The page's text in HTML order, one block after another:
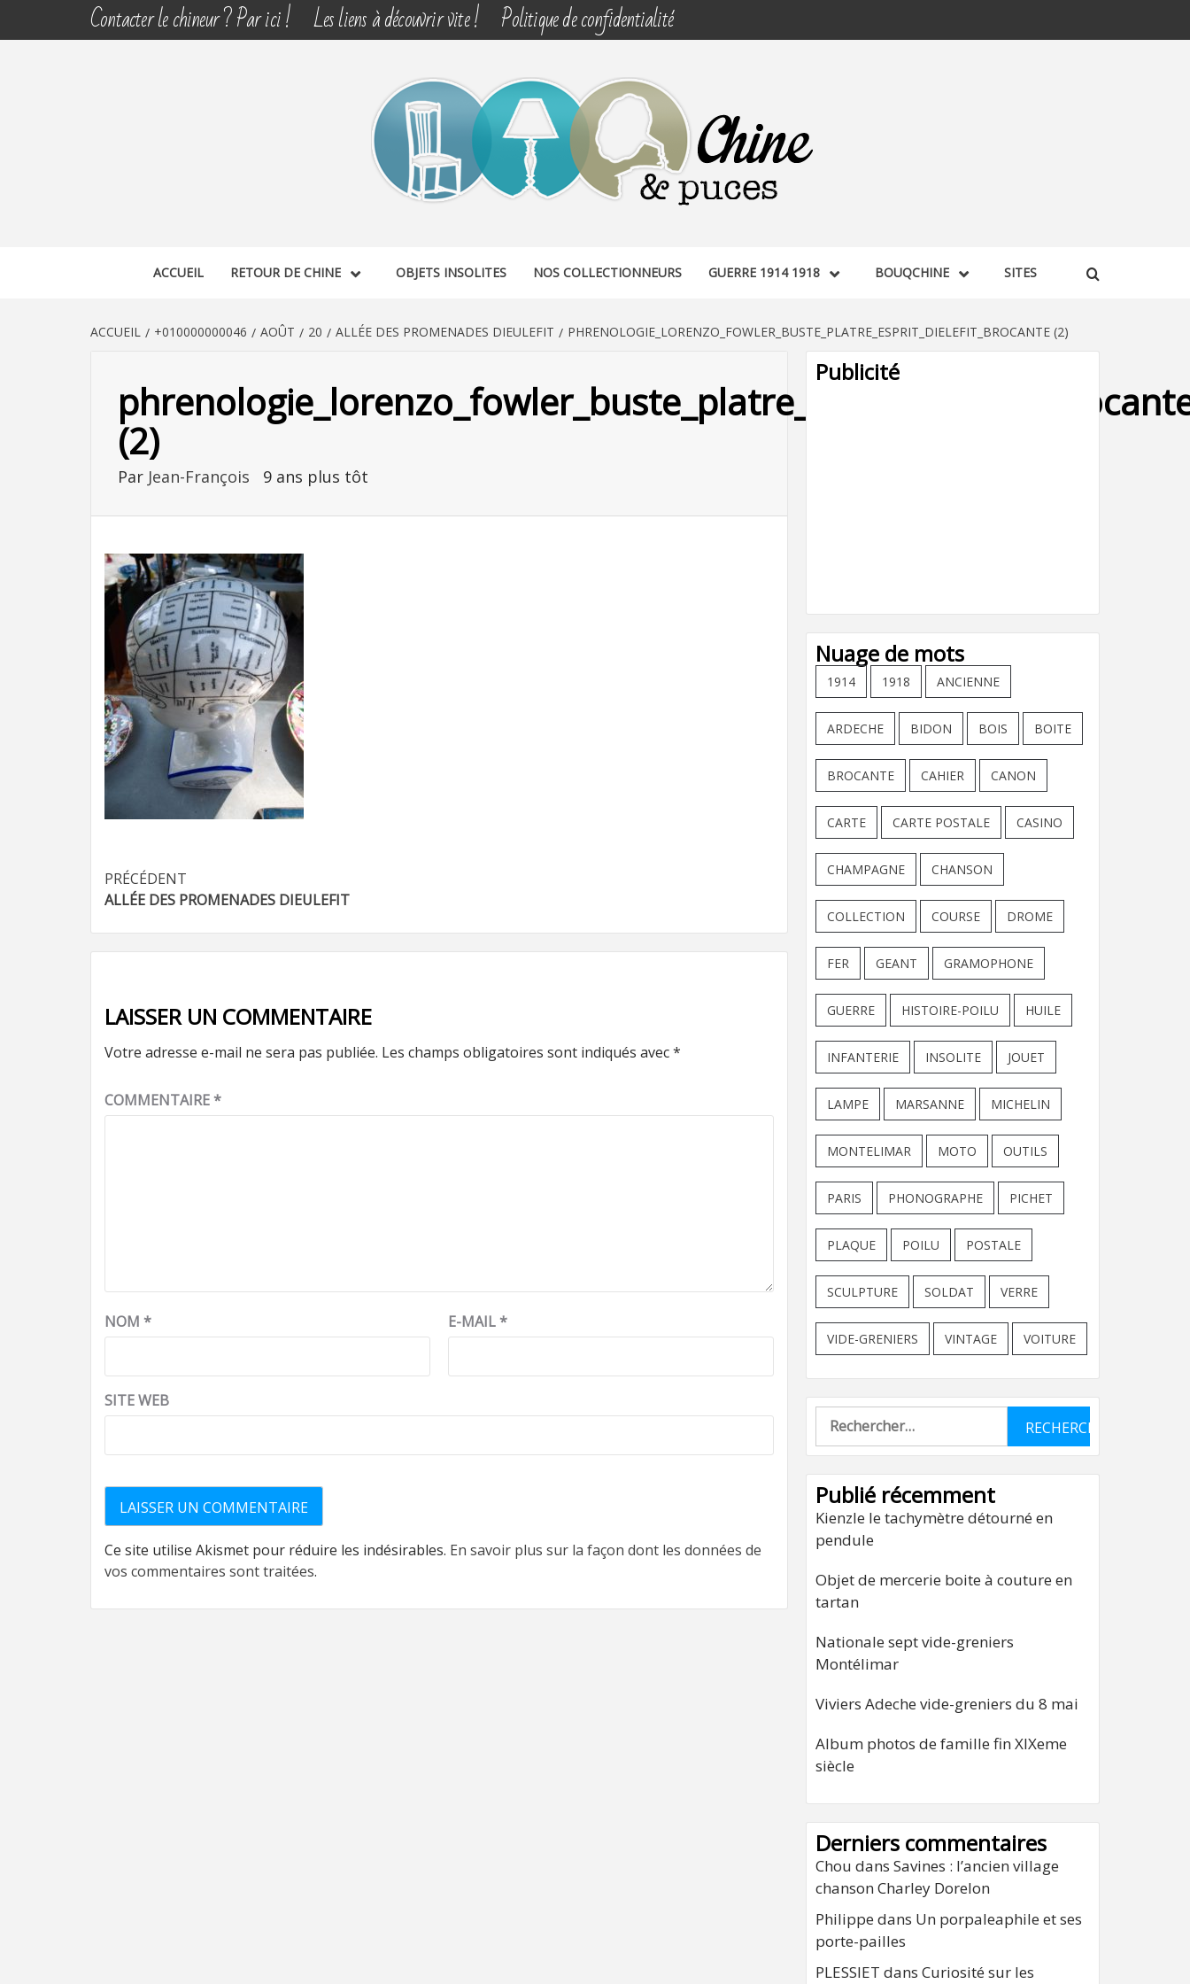
Contacter le chineur ? Par ici ! Les liens à découvrir vite ! Politique de confidentialité
CHINE & PUCES
ACCUEIL RETOUR DE CHINE OBJETS INSOLITES NOS COLLECTIONNEURS GUERRE 1914 1918 BOUQCHINE SITES
ACCUEIL +010000000046 AOÛT 20 ALLÉE DES PROMENADES DIEULEFIT PHRENOLOGIE_LORENZO_FOWLER_BUSTE_PLATRE_ESPRIT_DIELEFIT_BROCANTE (2)
(2)
Par Jean-François 9 ans plus tôt
Navigation
d’article
PRÉCÉDENT
ALLÉE DES PROMENADES DIEULEFIT
LAISSER UN COMMENTAIRE
Votre adresse e-mail ne sera pas publiée. Les champs obligatoires sont indiqués avec*
COMMENTAIRE*
NOM * E-MAIL*
SITE WEB
Ce site utilise Akismet pour réduire les indésirables. En savoir plus sur la façon dont les données de
vos commentaires sont traitées.
Publicité
Nuage de mots
1914 1918 ANCIENNE
ARDECHE BIDON BOIS BOITE
BROCANTE CAHIER CANON
CARTE CARTE POSTALE CASINO
CHAMPAGNE CHANSON
COLLECTION COURSE DROME
FER GEANT GRAMOPHONE
GUERRE HISTOIRE-POILU HUILE
INFANTERIE INSOLITE JOUET
LAMPE MARSANNE MICHELIN
MONTELIMAR MOTO OUTILS
PARIS PHONOGRAPHE PICHET
PLAQUE POILU POSTALE
SCULPTURE SOLDAT VERRE
VIDE-GRENIERS VINTAGE VOITURE
Rechercher :
Publié récemment
Kienzle le tachymètre détourné en
pendule
Objet de mercerie boite à couture en
tartan
Nationale sept vide-greniers
Montélimar
Viviers Adeche vide-greniers du 8 mai
Album photos de famille fin XIXeme
siècle
Derniers commentaires
Chou dans Savines : l’ancien village
chanson Charley Dorelon
Philippe dans Un porpaleaphile et ses
porte-pailles
PLESSIET dans Curiosité sur les